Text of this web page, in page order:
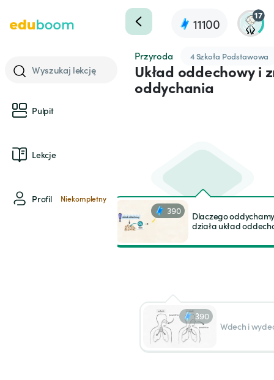
11100
17
Wyszukaj lekcję
Pulpit
Lekcje
Profil Niekompletny
Przyroda 4 Szkoła Podstawowa
Układ oddechowy i
oddychania
390
Dlaczego
działa układ
390
Wdech i